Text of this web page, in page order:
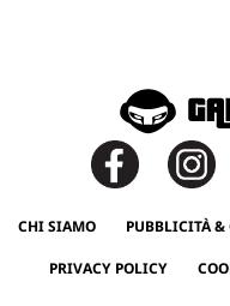
CHI SIAMO PUBBLICITÀ &
PRIVACY POLICY